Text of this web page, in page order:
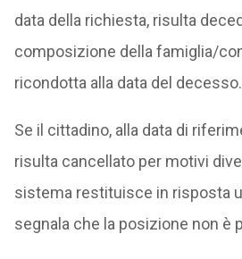
data della richiesta, risulta
composizione della famiglia/
ricondotta alla data del decesso.
Se il cittadino, alla data di
risulta cancellato per motivi
sistema restituisce in risposta
segnala che la posizione non è